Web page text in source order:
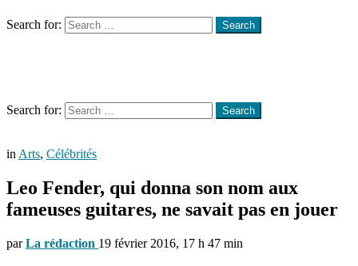
Search for:
Search
Search for:
Search
in Arts, Célébrités
Leo Fender, qui donna son nom aux
fameuses guitares, ne savait pas en jouer
par La rédaction 19 février 2016, 17 h 47 min